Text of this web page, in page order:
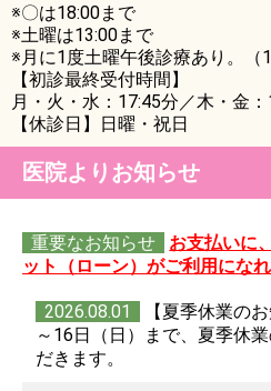
※〇は18:00まで
※土曜は13:00まで
※月に1度土曜午後診療あり。（
【初診最終受付時間】
月・火・水：17:45分／木・金：
【休診日】日曜・祝日
医院よりお知らせ
重要なお知らせ
お支払いに
ット（ローン）がご利用にな
2026.08.01
【夏季休業の
～16日（日）まで、夏季休
だきます。